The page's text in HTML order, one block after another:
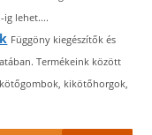
ig lehet....
Függöny kiegészítők és
Termékeink között
kikötőhorgok,